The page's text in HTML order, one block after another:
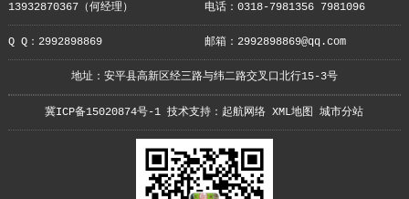
13932870367（何经理） 电话：0318-7981356 7981096
Q Q：2992898869 邮箱：2992898869@qq.com
地址：安平县高新区经三路与纬二路交叉口北行15-3号
冀ICP备15020874号-1 技术支持：起航网络 XML地图 城市分站